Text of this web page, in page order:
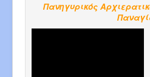
Πανηγυρικός